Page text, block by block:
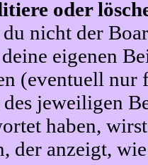
oder
nicht der
eigenen
(eventuell nur
jeweiligen
haben,
der anzeigt,